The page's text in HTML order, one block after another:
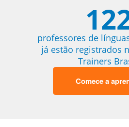
professores de
já estão registrados
Trainers
Comece a